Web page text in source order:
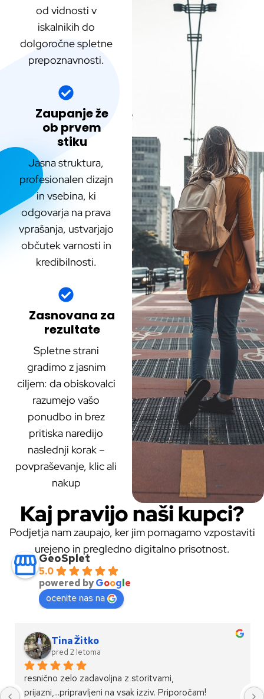
od vidnosti v
iskalnikih do
dolgoročne spletne
prepoznavnosti.
Zaupanje že
ob prvem
stiku
Jasna struktura,
profesionalen dizajn
in vsebina, ki
odgovarja na prava
vprašanja, ustvarjajo
občutek varnosti in
kredibilnosti.
Zasnovana za
rezultate
Spletne strani
gradimo z jasnim
ciljem: da obiskovalci
razumejo vašo
ponudbo in brez
pritiska naredijo
naslednji korak –
povpraševanje, klic ali
nakup
Kaj pravijo naši kupci?
Podjetja nam zaupajo, ker jim pomagamo vzpostaviti
urejeno in pregledno digitalno prisotnost.
GeoSplet
5.0
powered byGoogle
ocenite nas na
Tina Žitko
pred 2 letoma
resnično zelo zadavoljna z storitvami,
prijazni,...pripravljeni na vsak izziv. Priporočam!